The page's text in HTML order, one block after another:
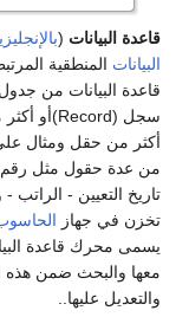
قاعدة البيانات (
البيانات المنطقية
قاعدة البيانات من
أكثر من حقل ومثال
من عدة حقول مثل
تاريخ التعيين - الراتب
تخزن في جهاز
يسمى محرك قاعدة
معها والبحث ضمن هذه
والتعديل عليها..